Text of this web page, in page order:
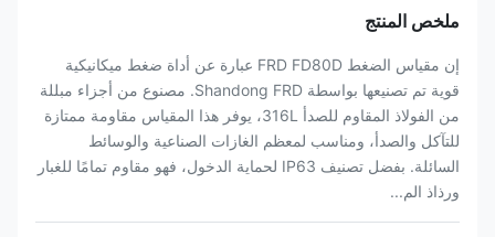
ملخص المنتج
إن مقياس الضغط FRD FD80D عبارة عن أداة ضغط ميكانيكية
قوية تم تصنيعها بواسطة Shandong FRD. مصنوع من أجزاء مبللة
من الفولاذ المقاوم للصدأ 316L، يوفر هذا المقياس مقاومة ممتازة
للتآكل والصدأ، ومناسب لمعظم الغازات الصناعية والوسائط
السائلة. بفضل تصنيف IP63 لحماية الدخول، فهو مقاوم تمامًا للغبار
ورذاذ الم...